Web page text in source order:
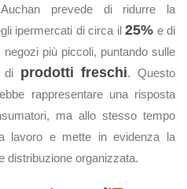
prevede di ridurre la
ipermercati di circa il 25% e di
più piccoli, puntando sulle
di prodotti freschi. Questo
rappresentare una risposta
ma allo stesso tempo
lavoro e mette in evidenza la
distribuzione organizzata.